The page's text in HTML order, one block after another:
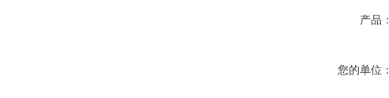
产品：
您的单位：